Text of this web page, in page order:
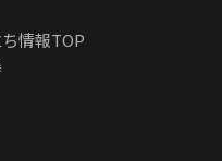
情報TOP